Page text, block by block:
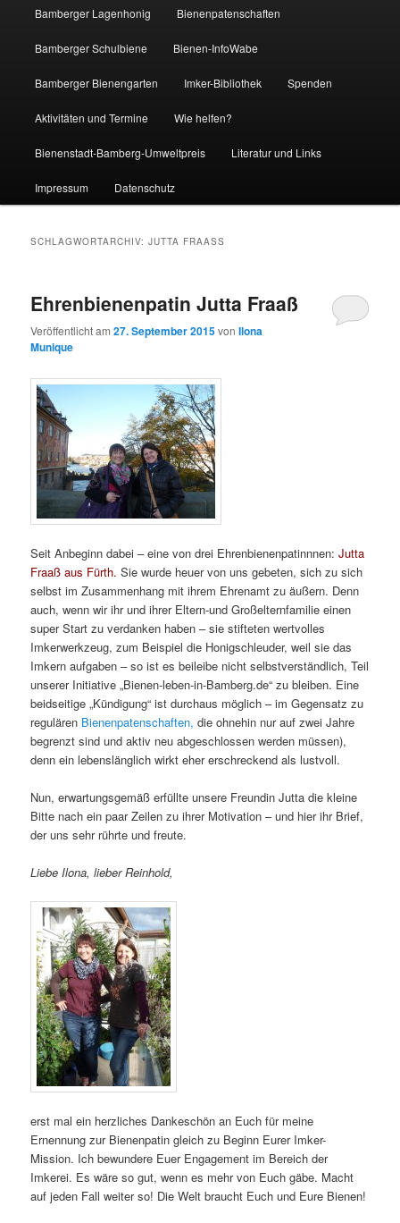
Bamberger Lagenhonig Bienenpatenschaften
Bamberger Schulbiene Bienen-InfoWabe
Bamberger Bienengarten Imker-Bibliothek Spenden
Aktivitäten und Termine Wie helfen?
Bienenstadt-Bamberg-Umweltpreis Literatur und Links
Impressum Datenschutz
SCHLAGWORTARCHIV:JUTTA FRAASS
Ehrenbienenpatin Jutta Fraaß
Veröffentlicht am27. September 2015vonIlona
Munique
Seit Anbeginn dabei – eine von drei Ehrenbienenpatinnnen:Jutta
Fraaß aus Fürth. Sie wurde heuer von uns gebeten, sich zu sich
selbst im Zusammenhang mit ihrem Ehrenamt zu äußern. Denn
auch, wenn wir ihr und ihrer Eltern-und Großelternfamilie einen
super Start zu verdanken haben – sie stifteten wertvolles
Imkerwerkzeug, zum Beispiel die Honigschleuder, weil sie das
Imkern aufgaben – so ist es beileibe nicht selbstverständlich, Teil
unserer Initiative „Bienen-leben-in-Bamberg.de“ zu bleiben. Eine
beidseitige „Kündigung“ ist durchaus möglich – im Gegensatz zu
regulären Bienenpatenschaften, die ohnehin nur auf zwei Jahre
begrenzt sind und aktiv neu abgeschlossen werden müssen),
denn ein lebenslänglich wirkt eher erschreckend als lustvoll.
Nun, erwartungsgemäß erfüllte unsere Freundin Jutta die kleine
Bitte nach ein paar Zeilen zu ihrer Motivation – und hier ihr Brief,
der uns sehr rührte und freute.
Liebe Ilona, lieber Reinhold,
erst mal ein herzliches Dankeschön an Euch für meine
Ernennung zur Bienenpatin gleich zu Beginn Eurer Imker-
Mission. Ich bewundere Euer Engagement im Bereich der
Imkerei. Es wäre so gut, wenn es mehr von Euch gäbe. Macht
auf jeden Fall weiter so! Die Welt braucht Euch und Eure Bienen!